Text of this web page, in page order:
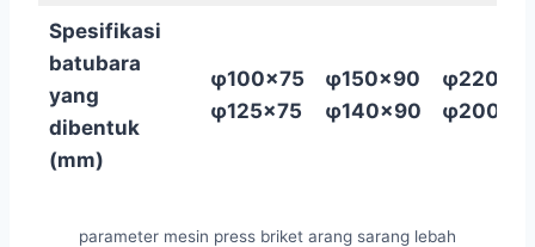
Spesifikasi
batubara
yang
dibentuk
(mm)
φ100×75
φ125×75
φ150×90
φ140×90
parameter mesin press briket arang sarang lebah